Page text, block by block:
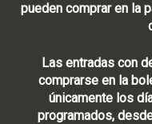
pueden comprar en la
Las entradas con
comprarse en la
únicamente los
programados,